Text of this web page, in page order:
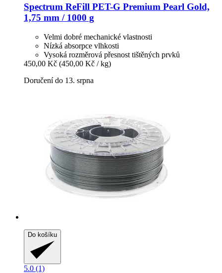
Spectrum ReFill PET-​G Premium Pearl Gold,
1,75 mm / 1000 g
Velmi dobré mechanické vlastnosti
Nízká absorpce vlhkosti
Vysoká rozměrová přesnost tištěných prvků
450,00 Kč (450,00 Kč / kg)
Doručení do 13. srpna
Do košíku
5.0 (1)